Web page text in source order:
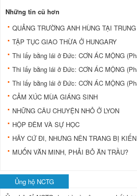
Những tin cũ hơn
QUẢNG TRƯỜNG ANH HÙNG TẠI
TẬP TỤC GIAO THỪA Ở HUNGARY
Thi lấy bằng lái ở Đức: CƠN ÁC MỘNG
Thi lấy bằng lái ở Đức: CƠN ÁC MỘNG
Thi lấy bằng lái ở Đức: CƠN ÁC MỘNG
CẢM XÚC MÙA GIÁNG SINH
NHỮNG CÂU CHUYỆN NHỎ Ở LYON
HỘP ĐÊM VÀ SỰ HỌC
HÃY CỨ ĐI, NHƯNG NÊN TRANG BỊ
MUỐN VĂN MINH, PHẢI BỎ ĂN TRẦU?
Ủng hộ NCTG